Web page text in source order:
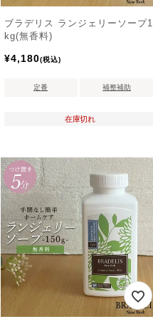
ブラデリス ランジェリーソープ1
kg(無香料)
¥4,180 税込
定番 補整補助
在庫切れ